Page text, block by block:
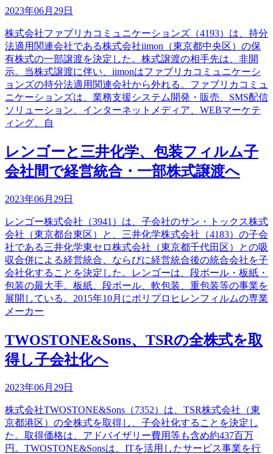
2023年06月29日
株式会社ファブリカコミュニケーションズ（4193）は、持分
法適用関連会社である株式会社iimon（東京都中央区）の保
有株式の一部譲渡を決定した。株式譲渡の相手先は、非開
示。当株式譲渡に伴い、iimonはファブリカコミュニケーシ
ョンズの持分法適用関連会社から外れる。ファブリカコミュ
ニケーションズは、業務支援システム開発・販売、SMS配信
ソリューション、インターネットメディア、WEBマーケテ
ィング、自
レンゴーと三井化学、包装フィルム子
会社間で経営統合・一部株式譲渡へ
2023年06月29日
レンゴー株式会社（3941）は、子会社のサン・トックス株式
会社（東京都台東区）と、三井化学株式会社（4183）の子会
社である三井化学東セロ株式会社（東京都千代田区）との吸
収合併による経営統合、ならびに経営統合後の統合会社を子
会社化することを決定した。レンゴーは、段ボール・板紙・
包装の最大手。板紙、段ボール、軟包装、重包装等の事業を
展開している。2015年10月にポリプロヒレンフィルムの専業
メーカー
TWOSTONE&Sons、TSRの全株式を取
得し子会社化へ
2023年06月29日
株式会社TWOSTONE&Sons（7352）は、TSR株式会社（東
京都港区）の全株式を取得し、子会社化することを決定し
た。取得価格は、アドバイザリー費用等も含め約437百万
円。TWOSTONE&Sonsは、ITを活用したサービス事業を行